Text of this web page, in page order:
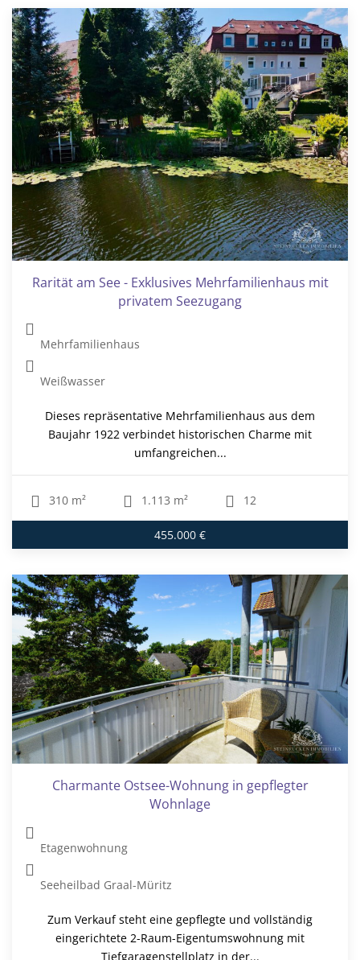
Rarität am See - Exklusives Mehrfamilienhaus mit
privatem Seezugang
Mehrfamilienhaus
Weißwasser
Dieses repräsentative Mehrfamilienhaus aus dem
Baujahr 1922 verbindet historischen Charme mit
umfangreichen...
310 m² 1.113 m² 12
455.000 €
Charmante Ostsee-Wohnung in gepflegter
Wohnlage
Etagenwohnung
Seeheilbad Graal-Müritz
Zum Verkauf steht eine gepflegte und vollständig
eingerichtete 2-Raum-Eigentumswohnung mit
Tiefgaragenstellplatz in der...